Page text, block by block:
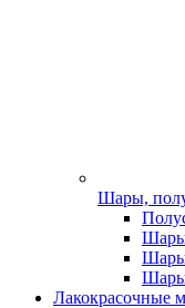
Шары,
Шары
Шары
Лакокрасочные